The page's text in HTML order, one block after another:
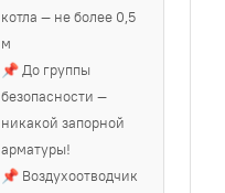
котла — не более 0,5
м
📌 До группы
безопасности —
никакой запорной
арматуры!
📌 Воздухоотводчик